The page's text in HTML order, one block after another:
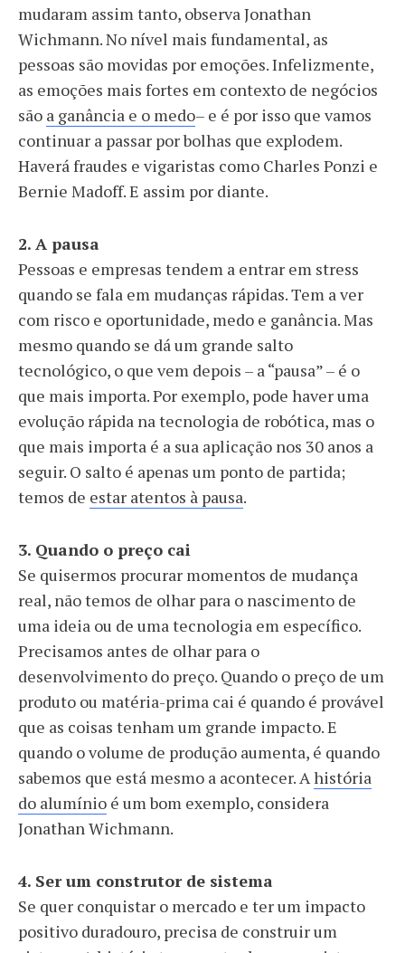
mudaram assim tanto, observa Jonathan
Wichmann. No nível mais fundamental, as
pessoas são movidas por emoções. Infelizmente,
as emoções mais fortes em contexto de negócios
são a ganância e o medo– e é por isso que vamos
continuar a passar por bolhas que explodem.
Haverá fraudes e vigaristas como Charles Ponzi e
Bernie Madoff. E assim por diante.
2. A pausa
Pessoas e empresas tendem a entrar em stress
quando se fala em mudanças rápidas. Tem a ver
com risco e oportunidade, medo e ganância. Mas
mesmo quando se dá um grande salto
tecnológico, o que vem depois – a “pausa” – é o
que mais importa. Por exemplo, pode haver uma
evolução rápida na tecnologia de robótica, mas o
que mais importa é a sua aplicação nos 30 anos a
seguir. O salto é apenas um ponto de partida;
temos de estar atentos à pausa.
3. Quando o preço cai
Se quisermos procurar momentos de mudança
real, não temos de olhar para o nascimento de
uma ideia ou de uma tecnologia em específico.
Precisamos antes de olhar para o
desenvolvimento do preço. Quando o preço de um
produto ou matéria-prima cai é quando é provável
que as coisas tenham um grande impacto. E
quando o volume de produção aumenta, é quando
sabemos que está mesmo a acontecer. Ahistória
do alumínio é um bom exemplo, considera
Jonathan Wichmann.
4. Ser um construtor de sistema
Se quer conquistar o mercado e ter um impacto
positivo duradouro, precisa de construir um